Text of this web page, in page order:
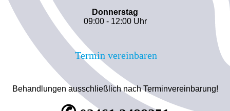
Donnerstag
09:00 - 12:00 Uhr
Termin vereinbaren
Behandlungen ausschließlich nach Terminvereinbarung!